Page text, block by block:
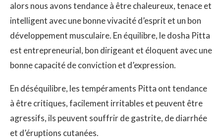
alors nous avons tendance à être chaleureux, tenace et
intelligent avec une bonne vivacité d’esprit et un bon
développement musculaire. En équilibre, le dosha Pitta
est entrepreneurial, bon dirigeant et éloquent avec une
bonne capacité de conviction et d’expression.
En déséquilibre, les tempéraments Pitta ont tendance
à être critiques, facilement irritables et peuvent être
agressifs, ils peuvent souffrir de gastrite, de diarrhée
et d’éruptions cutanées.